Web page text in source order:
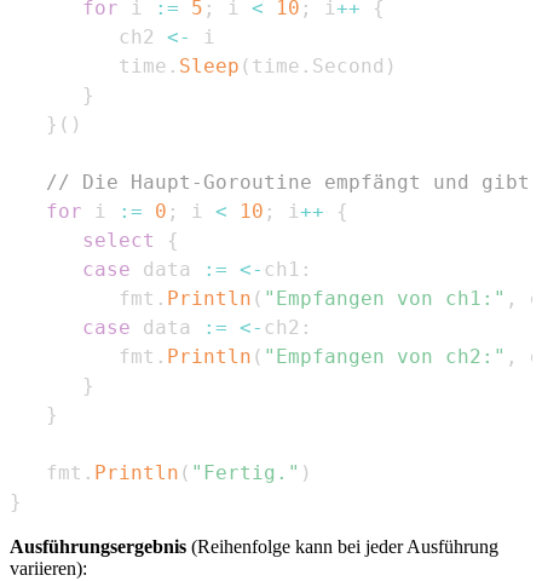
for i := 5 ; i < 10 ; i++
{
         ch2
<-
         time
. Sleep ( time . Second )
}
} ( )
// Die Haupt-Goroutine empfängt und gibt
for i := 0 ; i < 10 ; i++
{
select
{
case data := <- ch1 :
         fmt
. Println ( "Empfangen von ch1:" ,
case data := <- ch2 :
         fmt
. Println ( "Empfangen von ch2:" ,
}
}
   fmt
. Println ( "Fertig." )
}
Ausführungsergebnis (Reihenfolge kann bei jeder Ausführung
variieren):